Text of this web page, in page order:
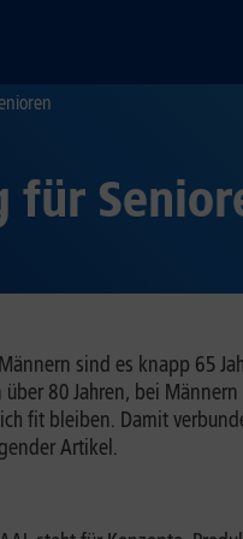
für
sind es knapp 65
80 Jahren, bei
fit bleiben. Damit
Artikel.